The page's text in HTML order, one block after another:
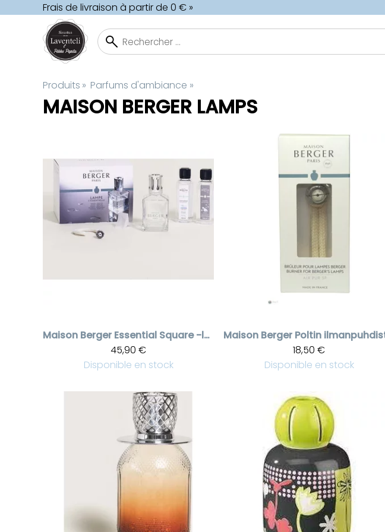
Frais de livraison à partir de 0 € »
Produits ‪» Parfums d'ambiance ‪»
MAISON BERGER LAMPS
Maison Berger
Essential Square -lahjapakkaus ilmanpuhdistuslamppu
45,90 €
Disponible en stock
Maison Berger
18,50 €
Disponible en stock